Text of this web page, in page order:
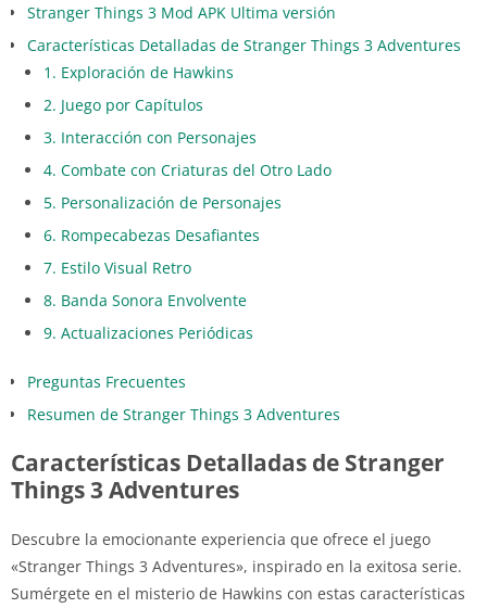
Stranger Things 3 Mod APK Ultima versión
Características Detalladas de Stranger Things 3 Adventures
1. Exploración de Hawkins
2. Juego por Capítulos
3. Interacción con Personajes
4. Combate con Criaturas del Otro Lado
5. Personalización de Personajes
6. Rompecabezas Desafiantes
7. Estilo Visual Retro
8. Banda Sonora Envolvente
9. Actualizaciones Periódicas
Preguntas Frecuentes
Resumen de Stranger Things 3 Adventures
Características Detalladas de Stranger
Things 3 Adventures
Descubre la emocionante experiencia que ofrece el juego
«Stranger Things 3 Adventures», inspirado en la exitosa serie.
Sumérgete en el misterio de Hawkins con estas características